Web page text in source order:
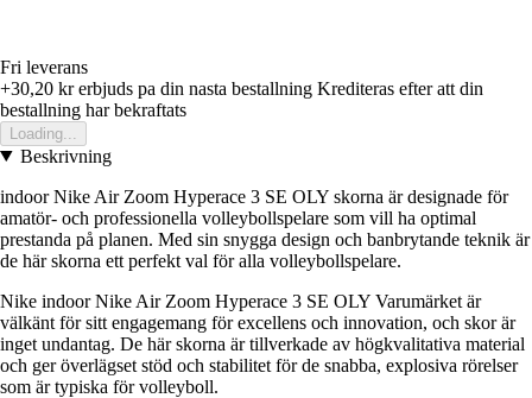
Fri leverans
+30,20 krerbjuds pa din nasta bestallning Krediteras efter att din
bestallning har bekraftats
Loading...
Beskrivning
indoor Nike Air Zoom Hyperace 3 SE OLY skorna är designade för
amatör- och professionella volleybollspelare som vill ha optimal
prestanda på planen. Med sin snygga design och banbrytande teknik är
de här skorna ett perfekt val för alla volleybollspelare.
Nike indoor Nike Air Zoom Hyperace 3 SE OLY Varumärket är
välkänt för sitt engagemang för excellens och innovation, och skor är
inget undantag. De här skorna är tillverkade av högkvalitativa material
och ger överlägset stöd och stabilitet för de snabba, explosiva rörelser
som är typiska för volleyboll.